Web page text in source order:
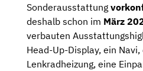
Sonderausstattung
deshalb schon im März
verbauten
Head-Up-Display, ein
Lenkradheizung, eine